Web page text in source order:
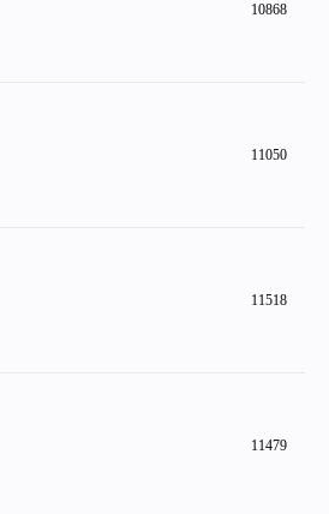
10868
11050
11518
11479